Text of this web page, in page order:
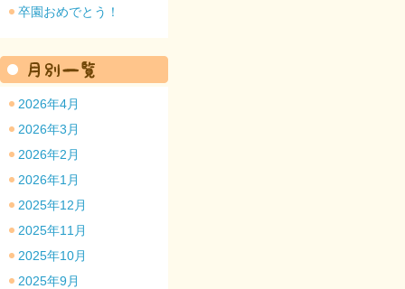
卒園おめでとう！
2026年4月
2026年3月
2026年2月
2026年1月
2025年12月
2025年11月
2025年10月
2025年9月